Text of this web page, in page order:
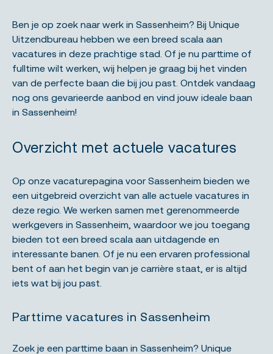
Ben je op zoek naar werk in Sassenheim? Bij Unique
Uitzendbureau hebben we een breed scala aan
vacatures in deze prachtige stad. Of je nu parttime of
fulltime wilt werken, wij helpen je graag bij het vinden
van de perfecte baan die bij jou past. Ontdek vandaag
nog ons gevarieerde aanbod en vind jouw ideale baan
in Sassenheim!
Overzicht met actuele vacatures
Op onze vacaturepagina voor Sassenheim bieden we
een uitgebreid overzicht van alle actuele vacatures in
deze regio. We werken samen met gerenommeerde
werkgevers in Sassenheim, waardoor we jou toegang
bieden tot een breed scala aan uitdagende en
interessante banen. Of je nu een ervaren professional
bent of aan het begin van je carrière staat, er is altijd
iets wat bij jou past.
Parttime vacatures in Sassenheim
Zoek je een parttime baan in Sassenheim? Unique